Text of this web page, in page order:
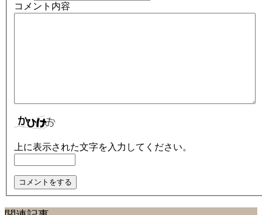
コメント内容
上に表示された文字を入力してください。